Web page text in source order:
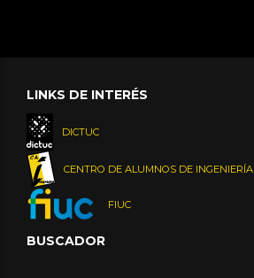
LINKS DE INTERÉS
DICTUC
CENTRO DE ALUMNOS DE INGENIERÍA
FIUC
BUSCADOR